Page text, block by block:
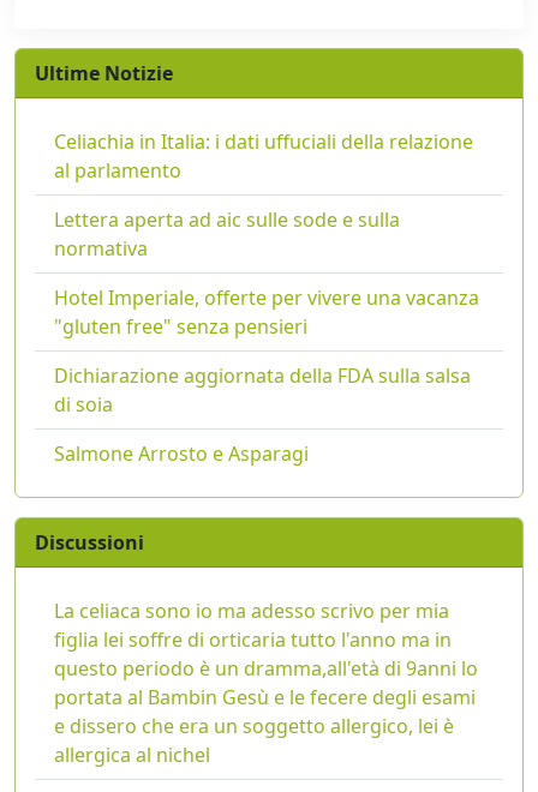
Ultime Notizie
Celiachia in Italia: i dati uffuciali della relazione
al parlamento
Lettera aperta ad aic sulle sode e sulla
normativa
Hotel Imperiale, offerte per vivere una vacanza
"gluten free" senza pensieri
Dichiarazione aggiornata della FDA sulla salsa
di soia
Salmone Arrosto e Asparagi
Discussioni
La celiaca sono io ma adesso scrivo per mia
figlia lei soffre di orticaria tutto l'anno ma in
questo periodo è un dramma,all'età di 9anni lo
portata al Bambin Gesù e le fecere degli esami
e dissero che era un soggetto allergico, lei è
allergica al nichel